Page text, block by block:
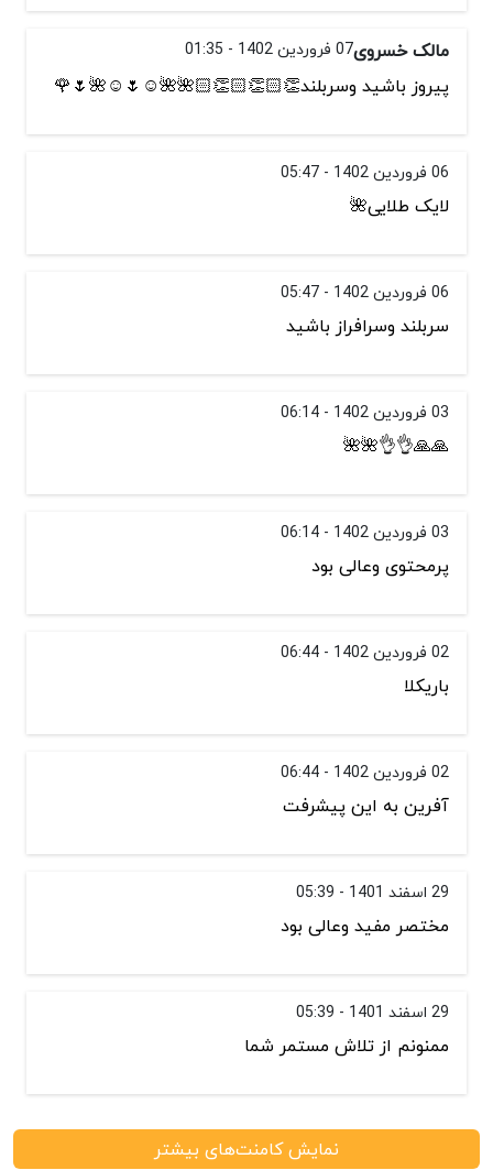
مالک خسروی07 فروردین 1402 - 01:35
پیروز باشید وسربلند👏🏻👏🏻👏🏻🌺🌺☺️🌷☺️🌺🌷🌹
06 فروردین 1402 - 05:47
لایک طلایی🌺
06 فروردین 1402 - 05:47
سربلند وسرافراز باشید
03 فروردین 1402 - 06:14
🙏🙏👌👌🌺🌺
03 فروردین 1402 - 06:14
پرمحتوی وعالی بود
02 فروردین 1402 - 06:44
باریکلا
02 فروردین 1402 - 06:44
آفرین به این پیشرفت
29 اسفند 1401 - 05:39
مختصر مفید وعالی بود
29 اسفند 1401 - 05:39
ممنونم از تلاش مستمر شما
نمایش کامنت‌های بیشتر